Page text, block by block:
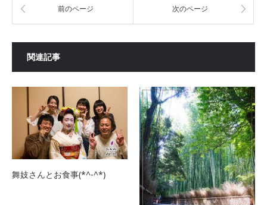
前のページ 次のページ
関連記事
舞妓さんとお食事(*^-^*)